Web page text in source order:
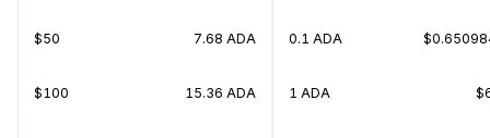
$50 7.68 ADA
$100 15.36 ADA
0.1 ADA
1 ADA